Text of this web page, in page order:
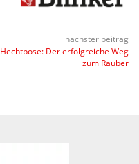
nächster beitrag
Hechtpose: Der erfolgreiche Weg
zum Räuber